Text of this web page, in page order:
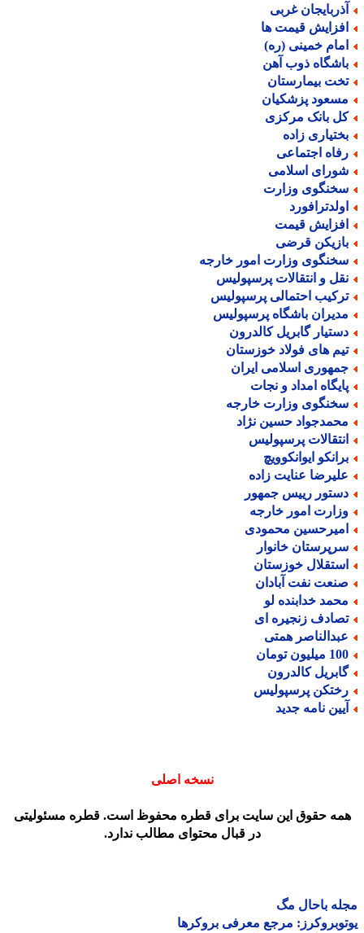
غربی
قیمت ها
خمینی (ره)
ذوب آهن
بیمارستان
پزشکیان
بانک مرکزی
زاده
اجتماعی
اسلامی
وزارت
قیمت
قرضی
وزارت امور خارجه
و انتقالات پرسپولیس
احتمالی پرسپولیس
باشگاه پرسپولیس
گابریل کالدرون
های فولاد خوزستان
اسلامی ایران
امداد و نجات
وزارت خارجه
حسین نژاد
پرسپولیس
ایوانکوویچ
عنایت زاده
رییس جمهور
امور خارجه
محمودی
خانوار
خوزستان
نفت آبادان
خدابنده لو
زنجیره ای
همتی
تومان
کالدرون
پرسپولیس
نامه جدید
نسخه اصلی
حقوق این سایت برای قطره محفوظ است. قطره مسئولیتی
در قبال محتوای مطالب ندارد.
باحال مگ
مرجع معرفی بروکرها